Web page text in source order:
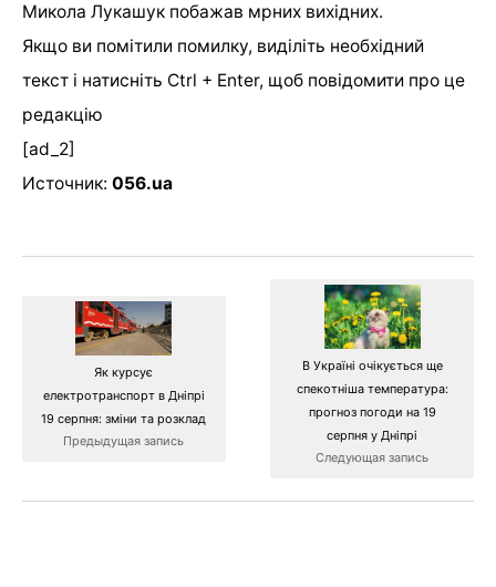
Микола Лукашук побажав мрних вихідних.
Якщо ви помітили помилку, виділіть необхідний
текст і натисніть Ctrl + Enter, щоб повідомити про це
редакцію
[ad_2]
Источник: 056.ua
Як курсує
електротранспорт в Дніпрі
19 серпня: зміни та розклад
Предыдущая запись
В Україні очікується ще
спекотніша температура:
прогноз погоди на 19
серпня у Дніпрі
Следующая запись